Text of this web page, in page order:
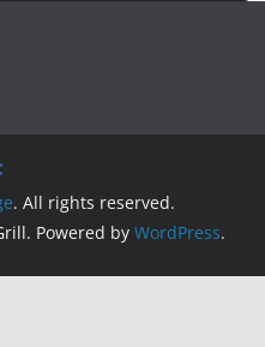
. All rights reserved.
Powered by WordPress.